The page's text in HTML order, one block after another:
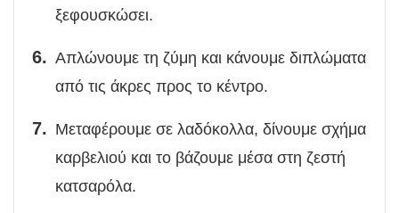
ξεφουσκώσει.
Απλώνουμε τη ζύμη και κάνουμε διπλώματα
από τις άκρες προς το κέντρο.
Μεταφέρουμε σε λαδόκολλα, δίνουμε σχήμα
καρβελιού και το βάζουμε μέσα στη ζεστή
κατσαρόλα.